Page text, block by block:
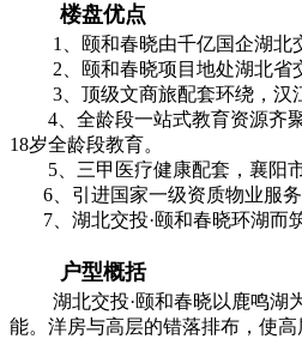
楼盘优点
1、颐和春晓由千亿国企湖北交
2、颐和春晓项目地处湖北省交
3、顶级文商旅配套环绕，汉江
4、全龄段一站式教育资源齐聚
18岁全龄段教育。
5、三甲医疗健康配套，襄阳市
6、引进国家一级资质物业服务
7、湖北交投·颐和春晓环湖而筑
户型概括
湖北交投·颐和春晓以鹿鸣湖为
能。洋房与高层的错落排布，使